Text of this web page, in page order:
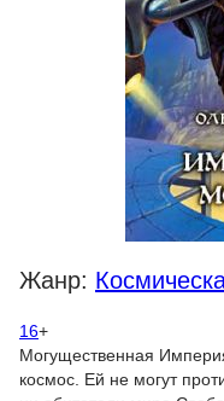
Жанр:
16+
Могущественная
космос. Ей не могут